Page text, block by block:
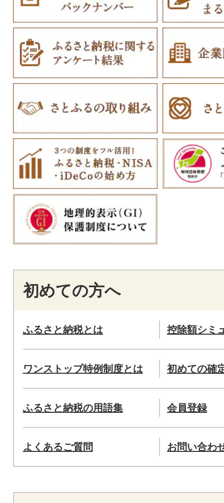
初めての方へ
ふるさと納税とは 控除額シミ
ワンストップ特例制度とは 初めての確
ふるさと納税の用語集 会員登録
よくあるご質問 お問い合わ